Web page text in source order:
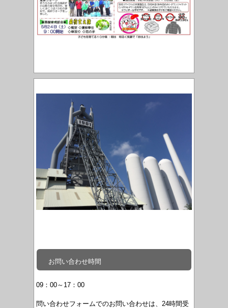
お問い合わせ時間
09：00～17：00
問い合わせフォームでのお問い合わせは、24時間受